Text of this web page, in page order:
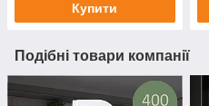
Купити
Подібні товари компанії